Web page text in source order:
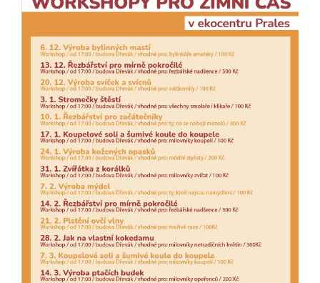
Analytické
cookies
Analytické
cookies nám
umožňují
měření
výkonu
našeho webu
a našich
reklamních
kampaní.
Jejich pomocí
určujeme
počet návštěv
a zdroje
návštěv našich